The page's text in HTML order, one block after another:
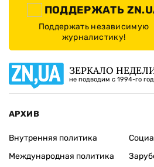
ПОДДЕРЖАТЬ
Поддержать независимую
журналистику!
ЗЕРКАЛО
не подводим с 1994-го
АРХИВ
Внутренняя политика
Международная политика